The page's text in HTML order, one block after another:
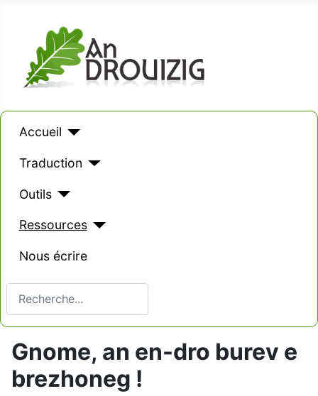
Accueil
Traduction
Outils
Ressources
Nous écrire
Type 2 or more characters for results.
Gnome, an en-dro burev e
brezhoneg !